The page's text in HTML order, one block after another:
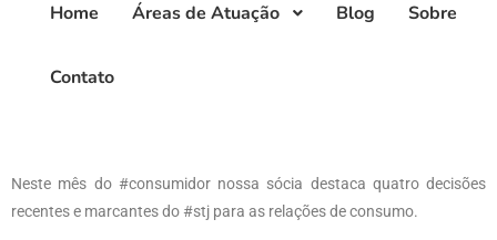
Home Áreas de Atuação Blog Sobre
Contato
Neste mês do #consumidor nossa sócia destaca quatro decisões
recentes e marcantes do #stj para as relações de consumo.